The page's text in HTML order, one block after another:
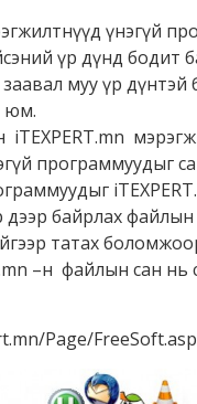
үнэгүй
үр дүнд бодит
муу үр дүнтэй
юм.
iTEXPERT.mn
программуудыг
байрлах файлын
татах
–н файлын сан нь
Page/